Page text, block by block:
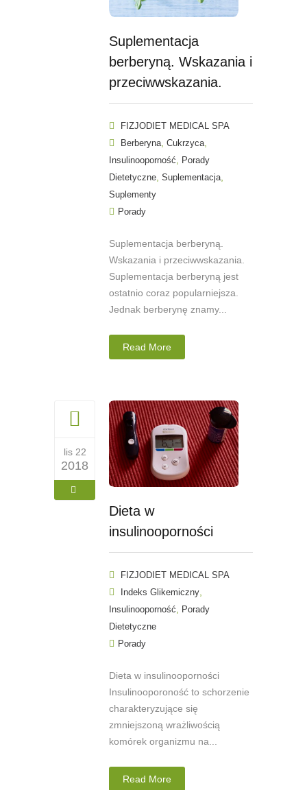
Suplementacja
berberyną. Wskazania i
przeciwwskazania.
FIZJODIET MEDICAL SPA
Berberyna Cukrzyca
Insulinooporność
Porady
Dietetyczne Suplementacja
Suplementy
Porady
Suplementacja berberyną.
Wskazania i przeciwwskazania.
Suplementacja berberyną jest
ostatnio coraz popularniejsza.
Jednak berberynę znamy...
Read More
lis 22
2018
Dieta w
insulinooporności
FIZJODIET MEDICAL SPA
Indeks Glikemiczny
Insulinooporność
Porady
Dietetyczne
Porady
Dieta w insulinooporności
Insulinooporoność to schorzenie
charakteryzujące się
zmniejszoną wrażliwością
komórek organizmu na...
Read More